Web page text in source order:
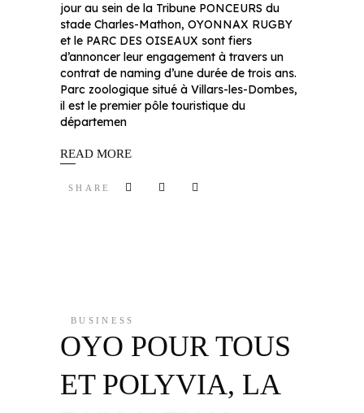
jour au sein de la Tribune PONCEURS du
stade Charles-Mathon, OYONNAX RUGBY
et le PARC DES OISEAUX sont fiers
d’annoncer leur engagement à travers un
contrat de naming d’une durée de trois ans.
Parc zoologique situé à Villars-les-Dombes,
il est le premier pôle touristique du
départemen
READ MORE
SHARE
BUSINESS
OYO POUR TOUS
ET POLYVIA, LA